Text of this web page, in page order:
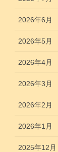
2026年6月
2026年5月
2026年4月
2026年3月
2026年2月
2026年1月
2025年12月